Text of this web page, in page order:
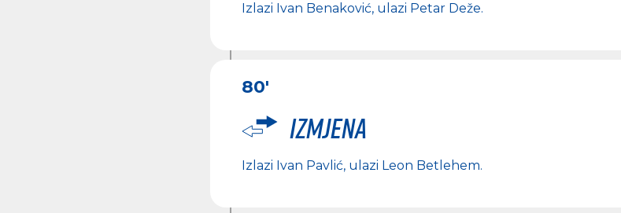
Izlazi Ivan Benaković, ulazi Petar Deže.
80'
Izmjena
Izlazi Ivan Pavlić, ulazi Leon Betlehem.